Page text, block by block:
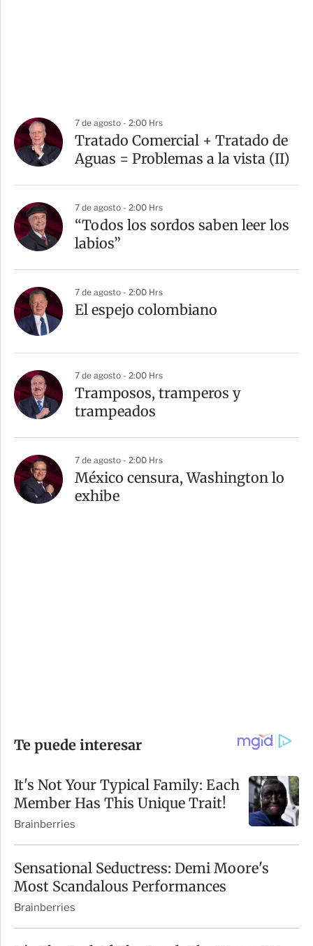
7 de agosto - 2:00 Hrs
Tratado Comercial + Tratado de
Aguas = Problemas a la vista (II)
7 de agosto - 2:00 Hrs
“Todos los sordos saben leer los
labios”
7 de agosto - 2:00 Hrs
El espejo colombiano
7 de agosto - 2:00 Hrs
Tramposos, tramperos y
trampeados
7 de agosto - 2:00 Hrs
México censura, Washington lo
exhibe